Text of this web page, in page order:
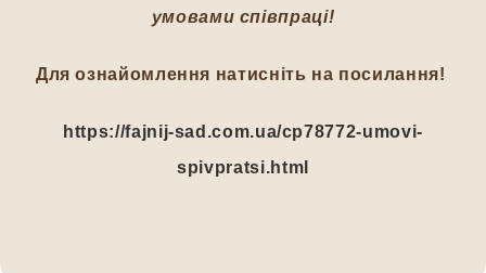
умовами співпраці!
Для ознайомлення натисніть на посилання!
https://fajnij-sad.com.ua/cp78772-umovi-
spivpratsi.html